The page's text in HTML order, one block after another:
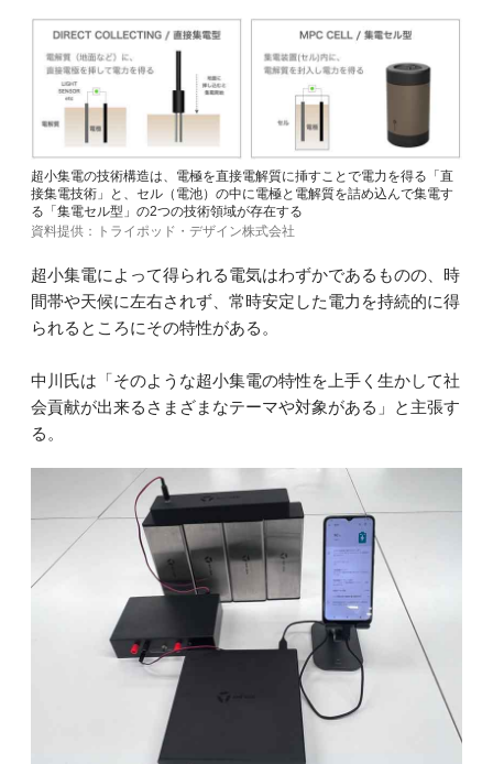
超小集電の技術構造は、電極を直接電解質に挿すことで電力を得る「直
接集電技術」と、セル（電池）の中に電極と電解質を詰め込んで集電す
る「集電セル型」の2つの技術領域が存在する
資料提供：トライポッド・デザイン株式会社
超小集電によって得られる電気はわずかであるものの、時
間帯や天候に左右されず、常時安定した電力を持続的に得
られるところにその特性がある。
中川氏は「そのような超小集電の特性を上手く生かして社
会貢献が出来るさまざまなテーマや対象がある」と主張す
る。